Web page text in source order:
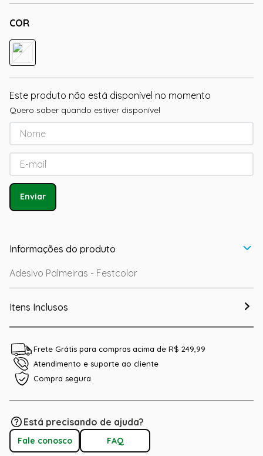
COR
Este produto não está disponível no momento
Quero saber quando estiver disponível
Enviar
Informações do produto
Adesivo Palmeiras - Festcolor
Itens Inclusos
Frete Grátis para compras acima de R$ 249,99
Atendimento e suporte ao cliente
Compra segura
Está precisando de ajuda?
Fale conosco FAQ